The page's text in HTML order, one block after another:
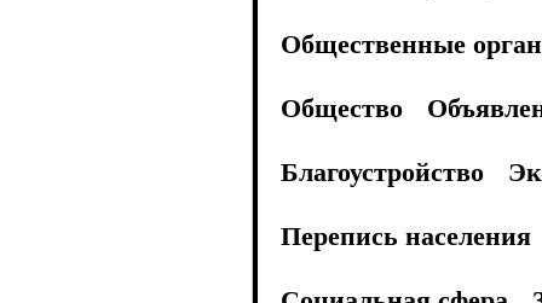
Общественные
Общество
Благоустройство
Перепись населения